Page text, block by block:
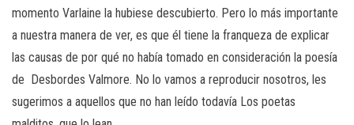
momento Varlaine la hubiese descubierto. Pero lo más importante
a nuestra manera de ver, es que él tiene la franqueza de explicar
las causas de por qué no había tomado en consideración la poesía
de Desbordes Valmore. No lo vamos a reproducir nosotros, les
sugerimos a aquellos que no han leído todavía Los poetas